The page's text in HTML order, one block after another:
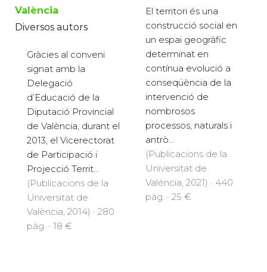
València
Diversos autors
Gràcies al conveni
signat amb la
Delegació
d’Educació de la
Diputació Provincial
de València, durant el
2013, el Vicerectorat
de Participació i
Projecció Territ...
(Publicacions de la
Universitat de
València, 2014) · 280
pàg. · 18 €
El territori és una
construcció social en
un espai geogràfic
determinat en
contínua evolució a
conseqüència de la
intervenció de
nombrosos
processos, naturals i
antrò...
(Publicacions de la
Universitat de
València, 2021) · 440
pàg. · 25 €